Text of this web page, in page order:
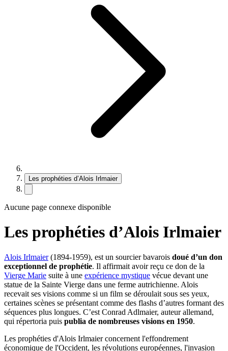
Les prophéties d’Alois Irlmaier
Aucune page connexe disponible
Les prophéties d’Alois Irlmaier
Alois Irlmaier(1894-1959), est un sourcier bavarois doué d’un don
exceptionnel de prophétie. Il affirmait avoir reçu ce don de la
Vierge Marie suite à une expérience mystique vécue devant une
statue de la Sainte Vierge dans une ferme autrichienne. Alois
recevait ses visions comme si un film se déroulait sous ses yeux,
certaines scènes se présentant comme des flashs d’autres formant des
séquences plus longues. C’est Conrad Adlmaier, auteur allemand,
qui répertoria puis publia de nombreuses visions en 1950.
Les prophéties d'Alois Irlmaier concernent l'effondrement
économique de l'Occident, les révolutions européennes, l'invasion